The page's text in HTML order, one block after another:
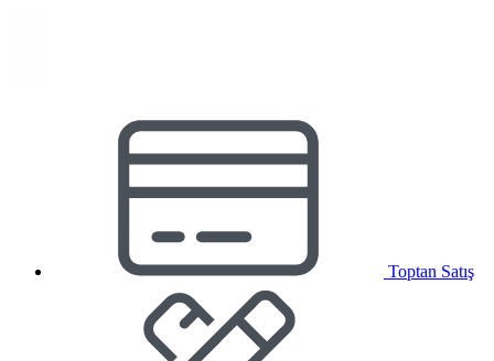
Toptan Satış